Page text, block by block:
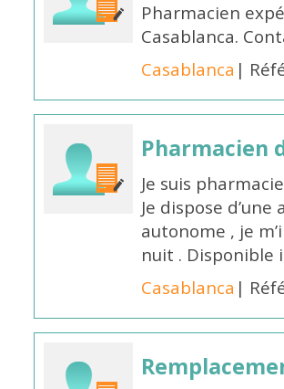
Pharmacien
Casablanca.
Casablanca |
Pharmacien
Je suis
Je dispose
autonome , je
nuit .
Casablanca |